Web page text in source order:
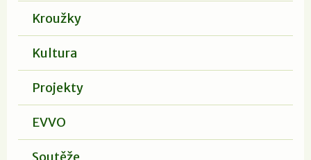
Kroužky
Kultura
Projekty
EVVO
Soutěže